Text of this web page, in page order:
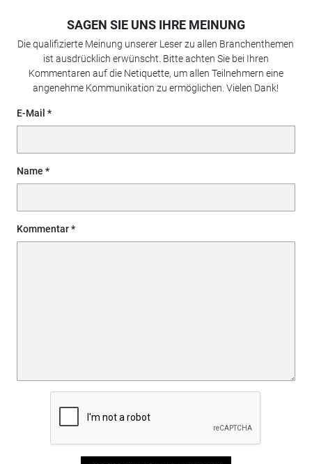
SAGEN SIE UNS IHRE MEINUNG
Die qualifizierte Meinung unserer Leser zu allen Branchenthemen
ist ausdrücklich erwünscht. Bitte achten Sie bei Ihren
Kommentaren auf die Netiquette, um allen Teilnehmern eine
angenehme Kommunikation zu ermöglichen. Vielen Dank!
E-Mail
Name
Kommentar